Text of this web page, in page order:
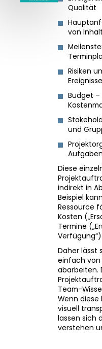
Qualität
von
Risiken
Ereignisse
Budget
und
Diese
indirekt in
Beispiel
Ressource
Kosten
Termine
Daher lässt
einfach von
abarbeiten.
Team-
Wenn diese
visuell
lassen sich
verstehen